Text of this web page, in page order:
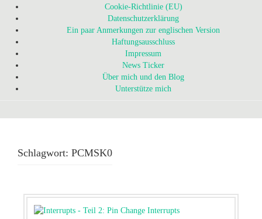
Cookie-Richtlinie (EU)
Datenschutzerklärung
Ein paar Anmerkungen zur englischen Version
Haftungsausschluss
Impressum
News Ticker
Über mich und den Blog
Unterstütze mich
Schlagwort: PCMSK0